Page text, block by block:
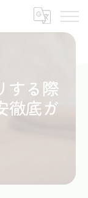
する際
徹底ガ